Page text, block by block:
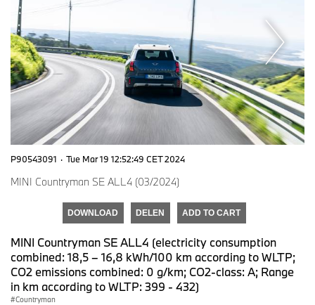
P90543091 · Tue Mar 19 12:52:49 CET 2024
MINI Countryman SE ALL4 (03/2024)
DOWNLOAD DELEN ADD TO CART
MINI Countryman SE ALL4 (electricity consumption
combined: 18,5 – 16,8 kWh/100 km according to WLTP;
CO2 emissions combined: 0 g/km; CO2-class: A; Range
in km according to WLTP: 399 - 432)
Countryman